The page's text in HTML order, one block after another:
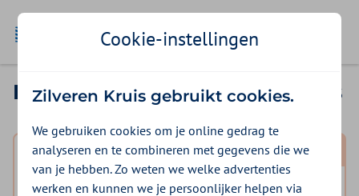
Ga naar de homepage
Inloggen in Mijn Zilveren Kruis
Mijn polis
Cookie-instellingen
Zilveren Kruis gebruikt cookies.
We gebruiken cookies om je online gedrag te
analyseren en te combineren met gegevens die we
van je hebben. Zo weten we welke advertenties
werken en kunnen we je persoonlijker helpen via